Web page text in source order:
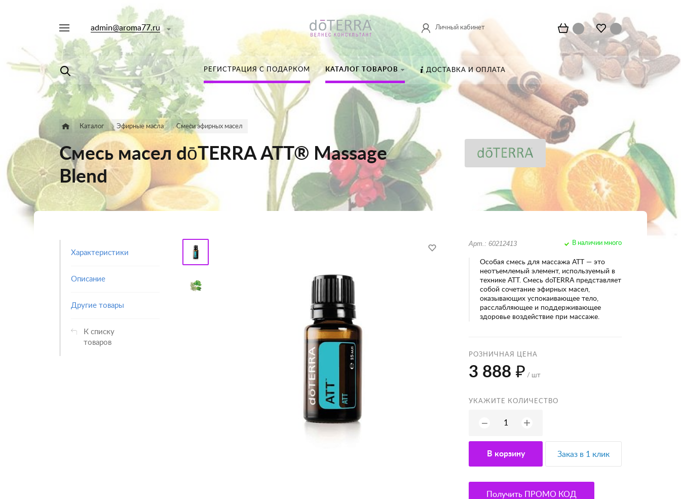
в каталоге
Найти
admin@aroma77.ru Личный кабинет
РЕГИСТРАЦИЯ С ПОДАРКОМ КАТАЛОГ ТОВАРОВ ДОСТАВКА И ОПЛАТА
Каталог Эфирные масла Смеси эфирных масел
Смесь масел dо̄TERRA ATT® Massage
Blend
Характеристики
Описание
Другие товары
К списку
товаров
Арт.: 60212413 В наличии много
Особая смесь для массажа ATT — это
неотъемлемый элемент, используемый в
технике ATT. Смесь doTERRA представляет
собой сочетание эфирных масел,
оказывающих успокаивающее тело,
расслабляющее и поддерживающее
здоровье воздействие при массаже.
РОЗНИЧНАЯ ЦЕНА
3 888 ₽ / шт
УКАЖИТЕ КОЛИЧЕСТВО
− +
В корзину Заказ в 1 клик
Получить ПРОМО КОД